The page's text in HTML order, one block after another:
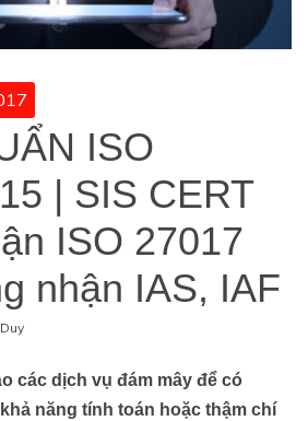
ISO
| SIS CERT
ISO 27017
nhận IAS, IAF
các dịch vụ đám mây để có
năng tính toán hoặc thậm chí